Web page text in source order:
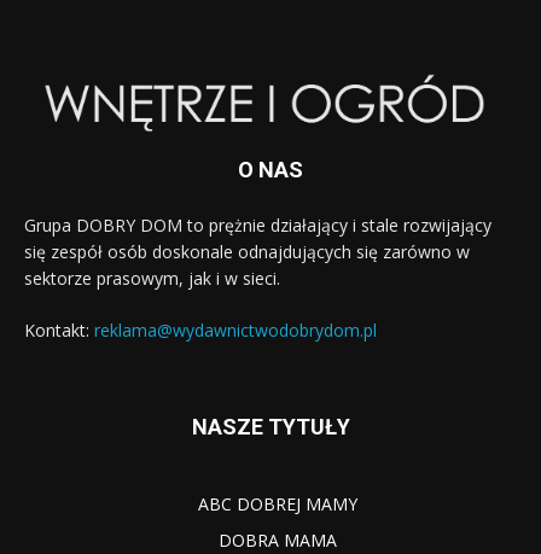
O NAS
Grupa DOBRY DOM to prężnie działający i stale rozwijający
się zespół osób doskonale odnajdujących się zarówno w
sektorze prasowym, jak i w sieci.
Kontakt: reklama@wydawnictwodobrydom.pl
NASZE TYTUŁY
ABC DOBREJ MAMY
DOBRA MAMA